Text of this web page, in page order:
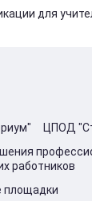
для
ЦПОД
работников
площадки